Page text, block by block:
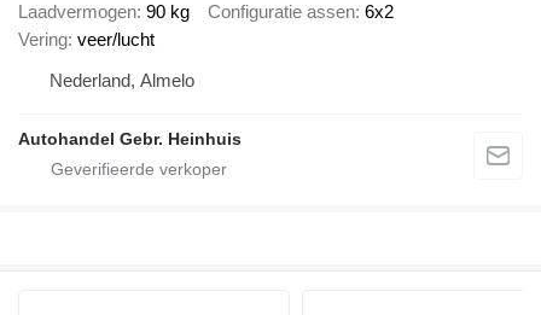
Laadvermogen 90 kg Configuratie assen 6x2
Vering veer/lucht
Nederland, Almelo
Autohandel Gebr. Heinhuis